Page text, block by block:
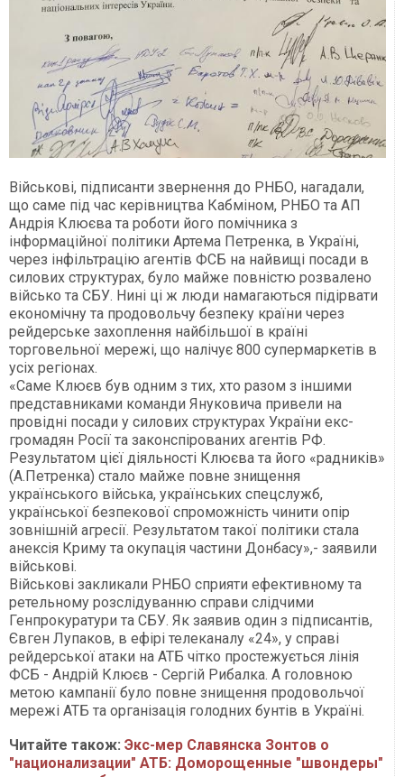
Військові, підписанти звернення до РНБО, нагадали,
що саме під час керівництва Кабміном, РНБО та АП
Андрія Клюєва та роботи його помічника з
інформаційної політики Артема Петренка, в Україні,
через інфільтрацію агентів ФСБ на найвищі посади в
силових структурах, було майже повністю розвалено
військо та СБУ. Нині ці ж люди намагаються підірвати
економічну та продовольчу безпеку країни через
рейдерське захоплення найбільшої в країні
торговельної мережі, що налічує 800 супермаркетів в
усіх регіонах.
«Саме Клюєв був одним з тих, хто разом з іншими
представниками команди Януковича привели на
провідні посади у силових структурах України екс-
громадян Росії та законспірованих агентів РФ.
Результатом цієї діяльності Клюєва та його «радників»
(А.Петренка) стало майже повне знищення
українського війська, українських спецслужб,
української безпекової спроможність чинити опір
зовнішній агресії. Результатом такої політики стала
анексія Криму та окупація частини Донбасу»,- заявили
військові.
Військові закликали РНБО сприяти ефективному та
ретельному розслідуванню справи слідчими
Генпрокуратури та СБУ. Як заявив один з підписантів,
Євген Лупаков, в ефірі телеканалу «24», у справі
рейдерської атаки на АТБ чітко простежується лінія
ФСБ - Андрій Клюєв - Сергій Рибалка. А головною
метою кампанії було повне знищення продовольчої
мережі АТБ та організація голодних бунтів в Україні.
Читайте також: Экс-мер Славянска Зонтов о
"национализации" АТБ: Доморощенные "швондеры"